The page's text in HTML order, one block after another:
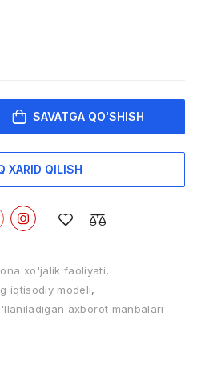
SAVATGA QO'SHISH
XARID QILISH
xo'jalik faoliyati,
iqtisodiy modeli,
axborot manbalari